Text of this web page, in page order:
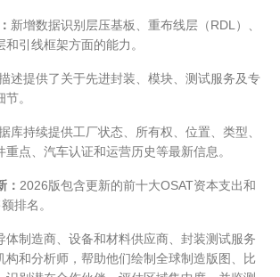
新增数据识别层压基板、重布线层（RDL ）、
引线框架方面的能力。
述提供了关于先进封装、模块、测试服务及专
。
库持续提供工厂状态、所有权、位置、类型、
点、汽车认证和运营历史等最新信息。
： 2026版包含更新的前十大OSAT资本支出和
排名。
体制造商、设备和材料供应商、封装测试服务
构和分析师，帮助他们绘制全球制造版图、比